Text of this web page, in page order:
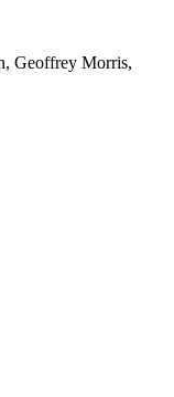
Geoffrey Morris,